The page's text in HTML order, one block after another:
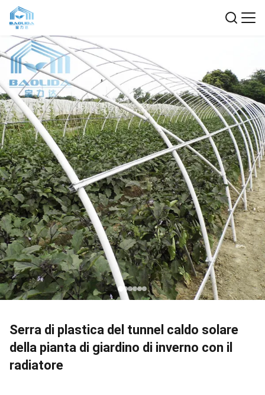
Serra di plastica del tunnel caldo solare
della pianta di giardino di inverno con il
radiatore